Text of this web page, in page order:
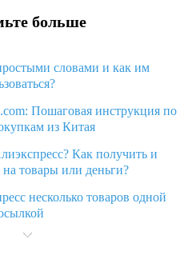
больше
словами и как им
Пошаговая инструкция по
из Китая
Как получить и
товары или деньги?
несколько товаров одной
закрыт» на Алиэкспресс и что